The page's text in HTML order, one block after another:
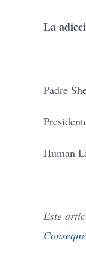
La
Padre
Human
Este